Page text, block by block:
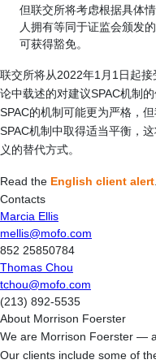
但联交所将考虑根据具体
人拥有等同于证监会颁发
可获得豁免。
联交所将从2022年1月1日起
论中载述的对建议SPAC机制
SPAC的机制可能更为严格，
SPAC机制中取得适当平衡，
义的替代方式。
Read the English client alert
Contacts
Marcia Ellis
mellis@mofo.com
852 25850784
Thomas Chou
tchou@mofo.com
(213) 892-5535
About Morrison Foerster
We are Morrison Foerster —
Our clients include some of